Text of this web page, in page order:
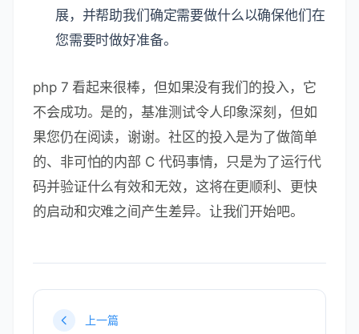
展，并帮助我们确定需要做什么以确保他们在
您需要时做好准备。
php 7 看起来很棒，但如果没有我们的投入，它
不会成功。是的，基准测试令人印象深刻，但如
果您仍在阅读，谢谢。社区的投入是为了做简单
的、非可怕的内部 C 代码事情，只是为了运行代
码并验证什么有效和无效，这将在更顺利、更快
的启动和灾难之间产生差异。让我们开始吧。
上一篇